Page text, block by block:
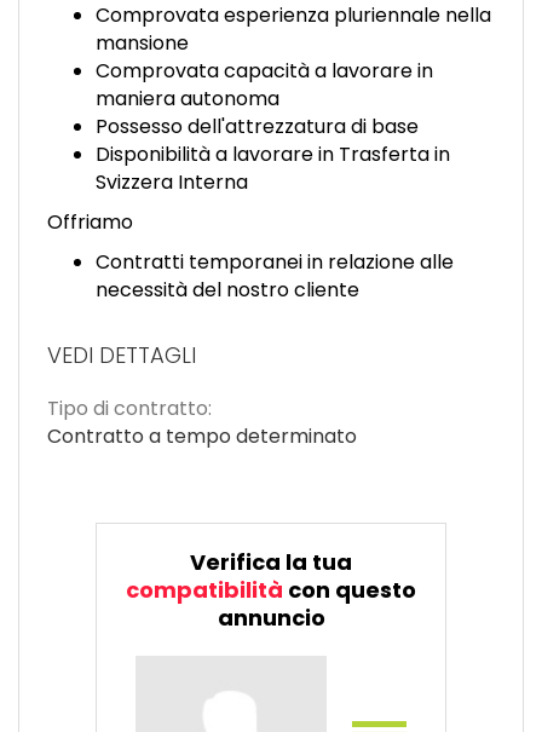
DE
ES
PT
Comprovata esperienza pluriennale nella
mansione
Comprovata capacità a lavorare in
maniera autonoma
Possesso dell'attrezzatura di base
Disponibilità a lavorare in Trasferta in
Svizzera Interna
Offriamo
Contratti temporanei in relazione alle
necessità del nostro cliente
VEDI DETTAGLI
Tipo di contratto:
Contratto a tempo determinato
Verifica la tua
compatibilità con questo
annuncio